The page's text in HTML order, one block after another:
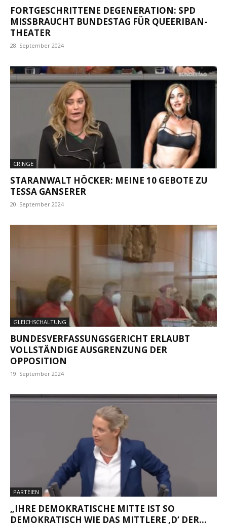
FORTGESCHRITTENE DEGENERATION: SPD
MISSBRAUCHT BUNDESTAG FÜR QUEERIBAN-
THEATER
28. September 2024
CRINGE
STARANWALT HÖCKER: MEINE 10 GEBOTE ZU
TESSA GANSERER
20. September 2024
GLEICHSCHALTUNG
BUNDESVERFASSUNGSGERICHT ERLAUBT
VOLLSTÄNDIGE AUSGRENZUNG DER
OPPOSITION
19. September 2024
PARTEIEN
„IHRE DEMOKRATISCHE MITTE IST SO
DEMOKRATISCH WIE DAS MITTLERE ‚D‘ DER...